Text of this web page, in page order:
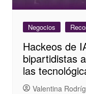
Negocios
Hackeos de
bipartidistas
las
Valentina